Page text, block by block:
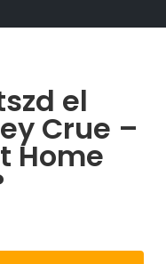
el
Crue –
Home